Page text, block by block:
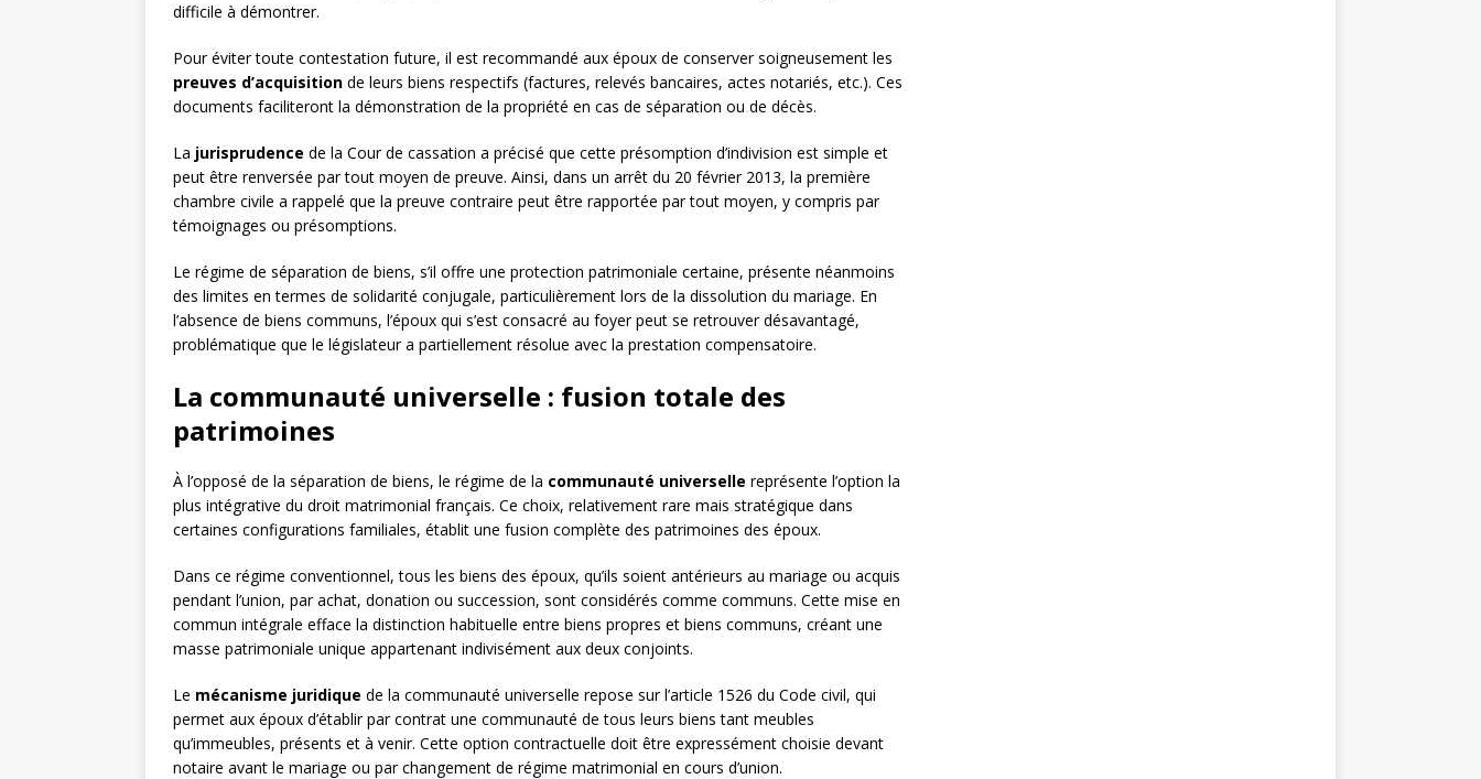
difficile à démontrer.
Pour éviter toute contestation future, il est recommandé aux époux de conserver soigneusement les
preuves d’acquisition de leurs biens respectifs (factures, relevés bancaires, actes notariés, etc.). Ces
documents faciliteront la démonstration de la propriété en cas de séparation ou de décès.
La jurisprudence de la Cour de cassation a précisé que cette présomption d’indivision est simple et
peut être renversée par tout moyen de preuve. Ainsi, dans un arrêt du 20 février 2013, la première
chambre civile a rappelé que la preuve contraire peut être rapportée par tout moyen, y compris par
témoignages ou présomptions.
Le régime de séparation de biens, s’il offre une protection patrimoniale certaine, présente néanmoins
des limites en termes de solidarité conjugale, particulièrement lors de la dissolution du mariage. En
l’absence de biens communs, l’époux qui s’est consacré au foyer peut se retrouver désavantagé,
problématique que le législateur a partiellement résolue avec la prestation compensatoire.
La communauté universelle : fusion totale des
patrimoines
À l’opposé de la séparation de biens, le régime de la communauté universelle représente l’option la
plus intégrative du droit matrimonial français. Ce choix, relativement rare mais stratégique dans
certaines configurations familiales, établit une fusion complète des patrimoines des époux.
Dans ce régime conventionnel, tous les biens des époux, qu’ils soient antérieurs au mariage ou acquis
pendant l’union, par achat, donation ou succession, sont considérés comme communs. Cette mise en
commun intégrale efface la distinction habituelle entre biens propres et biens communs, créant une
masse patrimoniale unique appartenant indivisément aux deux conjoints.
Le mécanisme juridique de la communauté universelle repose sur l’article 1526 du Code civil, qui
permet aux époux d’établir par contrat une communauté de tous leurs biens tant meubles
qu’immeubles, présents et à venir. Cette option contractuelle doit être expressément choisie devant
notaire avant le mariage ou par changement de régime matrimonial en cours d’union.